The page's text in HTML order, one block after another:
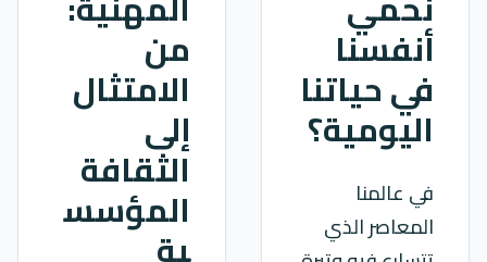
أنفسنا
في حياتنا
اليومية؟
في عالمنا
المعاصر الذي
من
الامتثال
إلى
الثقافة
المؤسس